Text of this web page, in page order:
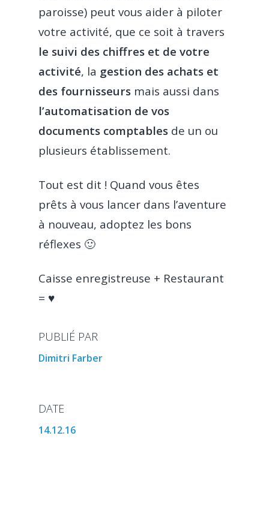
paroisse) peut vous aider à piloter
votre activité, que ce soit à travers
le suivi des chiffres et de votre
activité, la gestion des achats et
des fournisseurs mais aussi dans
l’automatisation de vos
documents comptables de un ou
plusieurs établissement.
Tout est dit ! Quand vous êtes
prêts à vous lancer dans l’aventure
à nouveau, adoptez les bons
réflexes 🙂
Caisse enregistreuse + Restaurant
= ♥️
PUBLIÉ PAR
Dimitri Farber
DATE
14.12.16